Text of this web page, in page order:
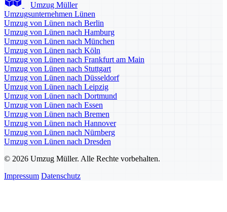
Umzug Müller
Umzugsunternehmen Lünen
Umzug von Lünen nach Berlin
Umzug von Lünen nach Hamburg
Umzug von Lünen nach München
Umzug von Lünen nach Köln
Umzug von Lünen nach Frankfurt am Main
Umzug von Lünen nach Stuttgart
Umzug von Lünen nach Düsseldorf
Umzug von Lünen nach Leipzig
Umzug von Lünen nach Dortmund
Umzug von Lünen nach Essen
Umzug von Lünen nach Bremen
Umzug von Lünen nach Hannover
Umzug von Lünen nach Nürnberg
Umzug von Lünen nach Dresden
© 2026 Umzug Müller. Alle Rechte vorbehalten.
Impressum Datenschutz